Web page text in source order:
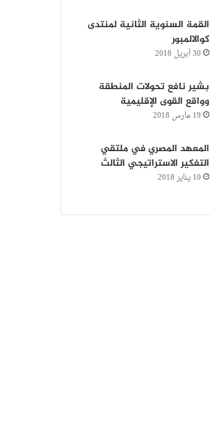
القمة السنوية الثانية لمنتدى
كوالالمبور
30 أبريل 2018
بشير نافع تحولات المنطقة
وواقع القوى الإقليمية
19 مارس 2018
المعهد المصري في ملتقي
التفكير الاستراتيجي الثالث
10 يناير 2018